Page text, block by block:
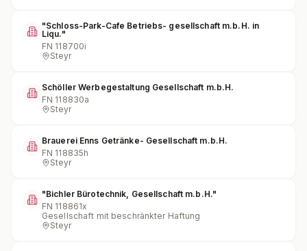
"Schloss-Park-Cafe Betriebs- gesellschaft m.b.H. in
Liqu."
FN 118700i
Steyr
Schöller Werbegestaltung Gesellschaft m.b.H.
FN 118830a
Steyr
Brauerei Enns Getränke- Gesellschaft m.b.H.
FN 118835h
Steyr
"Bichler Bürotechnik, Gesellschaft m.b.H."
FN 118861x
Gesellschaft mit beschränkter Haftung
Steyr